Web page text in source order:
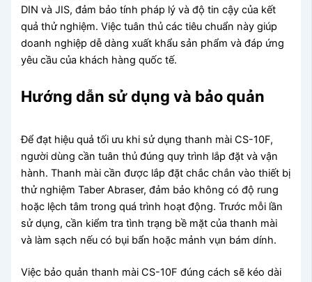
DIN và JIS, đảm bảo tính pháp lý và độ tin cậy của kết
quả thử nghiệm. Việc tuân thủ các tiêu chuẩn này giúp
doanh nghiệp dễ dàng xuất khẩu sản phẩm và đáp ứng
yêu cầu của khách hàng quốc tế.
Hướng dẫn sử dụng và bảo quản
Để đạt hiệu quả tối ưu khi sử dụng thanh mài CS-10F,
người dùng cần tuân thủ đúng quy trình lắp đặt và vận
hành. Thanh mài cần được lắp đặt chắc chắn vào thiết bị
thử nghiệm Taber Abraser, đảm bảo không có độ rung
hoặc lệch tâm trong quá trình hoạt động. Trước mỗi lần
sử dụng, cần kiểm tra tình trạng bề mặt của thanh mài
và làm sạch nếu có bụi bẩn hoặc mảnh vụn bám dính.
Việc bảo quản thanh mài CS-10F đúng cách sẽ kéo dài